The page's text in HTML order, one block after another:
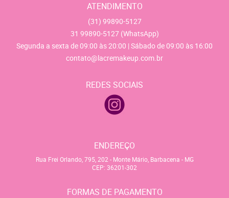
ATENDIMENTO
(31) 99890-5127
31 99890-5127 (WhatsApp)
Segunda a sexta de 09:00 às 20:00 | Sábado de 09:00 às 16:00
contato@lacremakeup.com.br
REDES SOCIAIS
ENDEREÇO
Rua Frei Orlando, 795, 202 - Monte Mário, Barbacena - MG
CEP: 36201-302
FORMAS DE PAGAMENTO